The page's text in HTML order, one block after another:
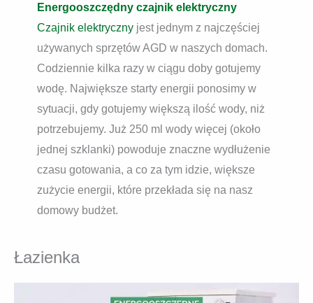
Energooszczędny czajnik elektryczny
Czajnik elektrycznyjest jednym z najczęściej
używanych sprzętów AGD w naszych domach.
Codziennie kilka razy w ciągu doby gotujemy
wodę. Największe starty energii ponosimy w
sytuacji, gdy gotujemy większą ilość wody, niż
potrzebujemy. Już 250 ml wody więcej (około
jednej szklanki) powoduje znaczne wydłużenie
czasu gotowania, a co za tym idzie, większe
zużycie energii, które przekłada się na nasz
domowy budżet.
Łazienka